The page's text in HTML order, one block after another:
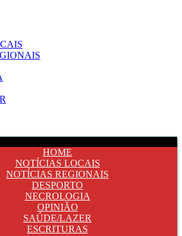
HOME
NOTÍCIAS LOCAIS
NOTÍCIAS REGIONAIS
DESPORTO
NECROLOGIA
OPINIÃO
SAÚDE/LAZER
ESCRITURAS